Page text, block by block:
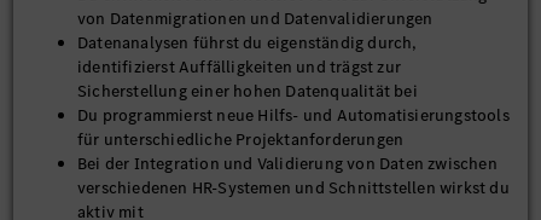
von Datenmigrationen und Datenvalidierungen
Datenanalysen führst du eigenständig durch,
identifizierst Auffälligkeiten und trägst zur
Sicherstellung einer hohen Datenqualität bei
Du programmierst neue Hilfs- und Automatisierungstools
für unterschiedliche Projektanforderungen
Bei der Integration und Validierung von Daten zwischen
verschiedenen HR-Systemen und Schnittstellen wirkst du
aktiv mit